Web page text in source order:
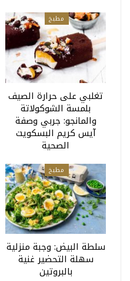
مطبخ
تغلبي على حرارة الصيف
بلمسة الشوكولاتة
والمانجو: جربي وصفة
آيس كريم البسكويت
الصحية
مطبخ
سلطة البيض: وجبة منزلية
سهلة التحضير غنية
بالبروتين